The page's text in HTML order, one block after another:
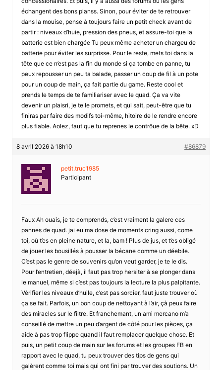
échangent des bons planss. Sinon, pour éviter de te retrouver
dans la mouise, pense à toujours faire un petit check avant de
partir : niveaux d’huie, pression des pneus, et assure-toi que la
batterie est bien chargée Tu peux même acheter un chargeu de
batterie pour éviter les surprisse. Pour le reste, mets toi dans la
tête que ce n’est pas la fin du monde si ça tombe en panne, tu
peux repousser un peu ta balade, passer un coup de fil à un pote
pour un coup de main, ça fait partie du game. Reste cool et
prends le temps de te familiariser avec le quad. Ça va vite
devenir un plaisri, je te le promets, et qui sait, peut-être que tu
finiras par faire des modifs toi-même, hitoire de le rendre encore
plus fiable. Aolez, faut que tu reprenes le contrôue de la bête. xD
8 avril 2026 à 18h10 #86879
petit.truc1985
Participant
Faux Ah ouais, je te comprends, c’est vraiment la galere ces
pannes de quad. jai eu ma dose de moments cring aussi, come
toi, où t’es en pleine nature, et la, bam ! Plus de jus, et t’es obligé
de jouer les bousillés à pousser la bécane comme un déebile.
C’est pas le genre de souvenirs qu’on veut garder, je te le dis.
Pour l’entretien, déejà, il faut pas trop hersiter à se plonger dans
le manuel, même si c’est pas toujours la lecture la plus palpitante.
Vérifier les niveaux d’huile, c’est pas sorcier, faut juste trouver où
ça se fait. Parfois, un bon coup de nettoyant à l’air, çà peux faire
des miracles sur le filtre. Et franchemant, un ami mercano m’a
conseillé de mettre un peu d’argent de côté pour les pièces, ça
aide à pas trop flippe quand il faut remplacer quelque chose. Et
puis, un petit coup de main sur les forums et les groupes FB en
rapport avec le quad, tu peux trouver des tips de gens qui
galèrent comme toi mais qui ont fini par trouver des soutions. Un